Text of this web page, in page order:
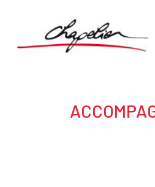
Texte